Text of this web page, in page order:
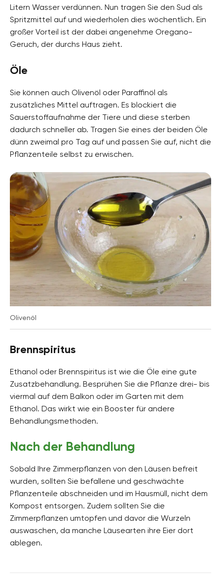
Litern Wasser verdünnen. Nun tragen Sie den Sud als
Spritzmittel auf und wiederholen dies wöchentlich. Ein
großer Vorteil ist der dabei angenehme Oregano-
Geruch, der durchs Haus zieht.
Öle
Sie können auch Olivenöl oder Paraffinöl als
zusätzliches Mittel auftragen. Es blockiert die
Sauerstoffaufnahme der Tiere und diese sterben
dadurch schneller ab. Tragen Sie eines der beiden Öle
dünn zweimal pro Tag auf und passen Sie auf, nicht die
Pflanzenteile selbst zu erwischen.
Olivenöl
Brennspiritus
Ethanol oder Brennspiritus ist wie die Öle eine gute
Zusatzbehandlung. Besprühen Sie die Pflanze drei- bis
viermal auf dem Balkon oder im Garten mit dem
Ethanol. Das wirkt wie ein Booster für andere
Behandlungsmethoden.
Nach der Behandlung
Sobald Ihre Zimmerpflanzen von den Läusen befreit
wurden, sollten Sie befallene und geschwächte
Pflanzenteile abschneiden und im Hausmüll, nicht dem
Kompost entsorgen. Zudem sollten Sie die
Zimmerpflanzen umtopfen und davor die Wurzeln
auswaschen, da manche Läusearten ihre Eier dort
ablegen.